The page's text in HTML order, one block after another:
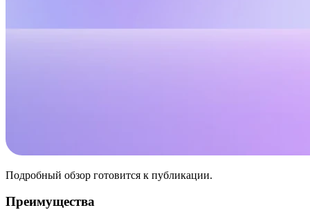
Подробный обзор готовится к публикации.
Преимущества